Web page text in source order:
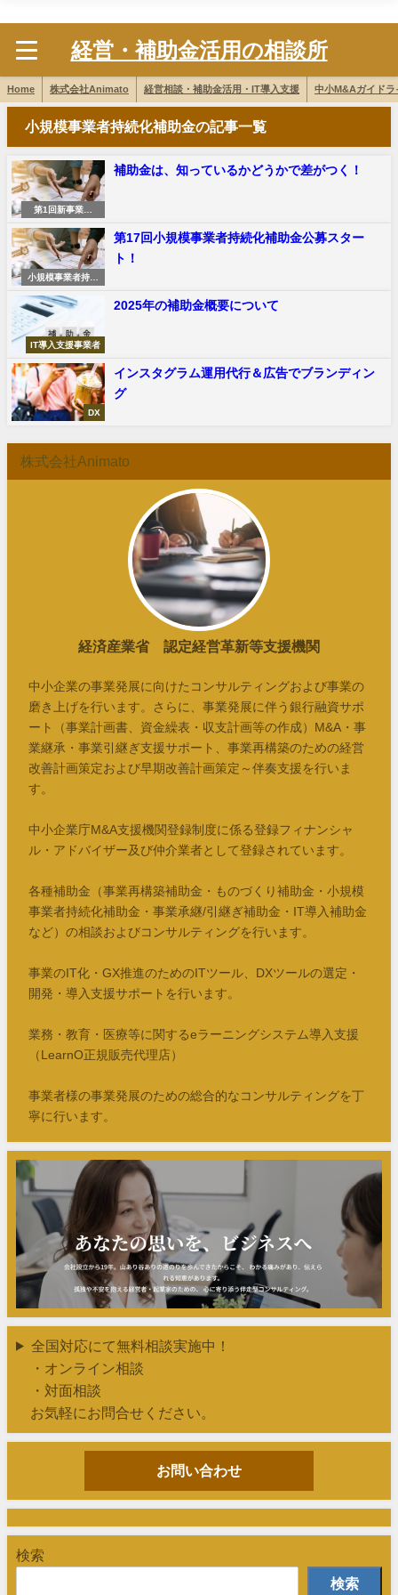
経営・補助金活用の相談所
Home 株式会社Animato 経営相談・補助金活用・IT導入支援 中小M&Aガイドラ
小規模事業者持続化補助金の記事一覧
第1回新事業進
業サービス補助金
補助金は、知っているかどうかで差がつく！
小規模事業者持続
第17回小規模事業者持続化補助金公募スター
ト！
IT導入支援事業者
2025年の補助金概要について
DX
インスタグラム運用代行＆広告でブランディン
グ
株式会社Animato
経済産業省 認定経営革新等支援機関
中小企業の事業発展に向けたコンサルティングおよび事業の
磨き上げを行います。さらに、事業発展に伴う銀行融資サポ
ート（事業計画書、資金繰表・収支計画等の作成）M&A・事
業継承・事業引継ぎ支援サポート、事業再構築のための経営
改善計画策定および早期改善計画策定～伴奏支援を行いま
す。
中小企業庁M&A支援機関登録制度に係る登録フィナンシャ
ル・アドバイザー及び仲介業者として登録されています。
各種補助金（事業再構築補助金・ものづくり補助金・小規模
事業者持続化補助金・事業承継/引継ぎ補助金・IT導入補助金
など）の相談およびコンサルティングを行います。
事業のIT化・GX推進のためのITツール、DXツールの選定・
開発・導入支援サポートを行います。
業務・教育・医療等に関するeラーニングシステム導入支援
（LearnO正規販売代理店）
事業者様の事業発展のための総合的なコンサルティングを丁
寧に行います。
全国対応にて無料相談実施中！
・オンライン相談
・対面相談
お気軽にお問合せください。
お問い合わせ
検索
検索